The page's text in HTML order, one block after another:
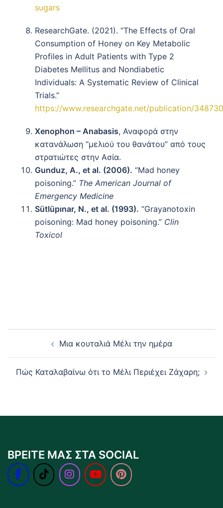
sugars
ResearchGate. (2021). “The Effects of Oral
Consumption of Honey on Key Metabolic
Profiles in Adult Patients with Type 2
Diabetes Mellitus and Nondiabetic
Individuals: A Systematic Review of Clinical
Trials.”
https://www.researchgate.net/publication/
Xenophon – Anabasis, Αναφορά στην
κατανάλωση “μελιού του θανάτου” από τους
στρατιώτες στην Ασία.
Gunduz, A., et al. (2006). “Mad honey
poisoning.” The American Journal of
Emergency Medicine
Sütlüpınar, N., et al. (1993). “Grayanotoxin
poisoning: Mad honey poisoning.” Clin
Toxicol
navigationΜια κουταλιά Μέλι την ημέρα
Πώς Καταλαβαίνω ότι το Μέλι Περιέχει Ζάχαρη;
ΒΡΕΙΤΕ ΜΑΣ ΣΤΑ SOCIAL